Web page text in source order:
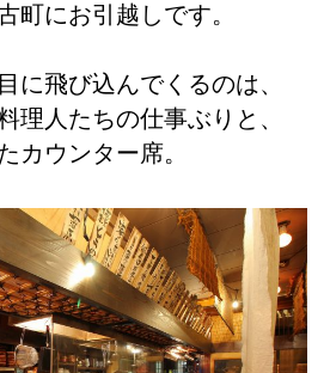
町にお引越しです。
に飛び込んでくるのは、
理人たちの仕事ぶりと、
カウンター席。